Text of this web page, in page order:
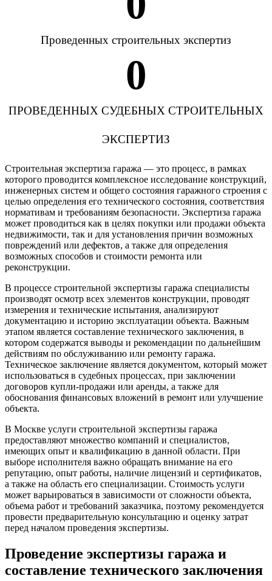
Проведенных строительных экспертиз
0
ПРОВЕДЕННЫХ СУДЕБНЫХ СТРОИТЕЛЬНЫХ
ЭКСПЕРТИЗ
Строительная экспертиза гаража — это процесс, в рамках
которого проводится комплексное исследование конструкций,
инженерных систем и общего состояния гаражного строения с
целью определения его технического состояния, соответствия
нормативам и требованиям безопасности. Экспертиза гаража
может проводиться как в целях покупки или продажи объекта
недвижимости, так и для установления причин возможных
повреждений или дефектов, а также для определения
возможных способов и стоимости ремонта или
реконструкции.
В процессе строительной экспертизы гаража специалисты
производят осмотр всех элементов конструкции, проводят
измерения и технические испытания, анализируют
документацию и историю эксплуатации объекта. Важным
этапом является составление технического заключения, в
котором содержатся выводы и рекомендации по дальнейшим
действиям по обслуживанию или ремонту гаража.
Техническое заключение является документом, который может
использоваться в судебных процессах, при заключении
договоров купли-продажи или аренды, а также для
обоснования финансовых вложений в ремонт или улучшение
объекта.
В Москве услуги строительной экспертизы гаража
предоставляют множество компаний и специалистов,
имеющих опыт и квалификацию в данной области. При
выборе исполнителя важно обращать внимание на его
репутацию, опыт работы, наличие лицензий и сертификатов,
а также на область его специализации. Стоимость услуги
может варьироваться в зависимости от сложности объекта,
объема работ и требований заказчика, поэтому рекомендуется
провести предварительную консультацию и оценку затрат
перед началом проведения экспертизы.
Проведение экспертизы гаража и
составление технического заключения